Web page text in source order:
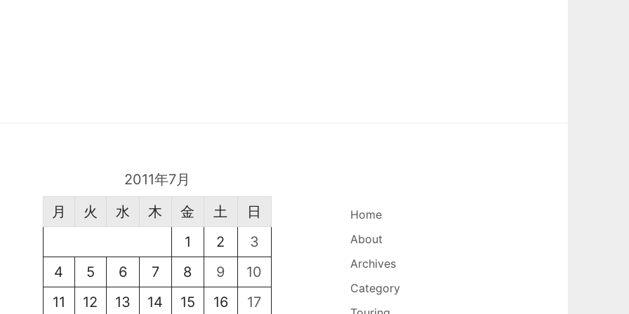
2011年7月
月
火 水 木 金 土
日
1
2
3
4
5 6 7 8 9
10
11
12 13 14 15 16 17
Home
About
Archives
Category